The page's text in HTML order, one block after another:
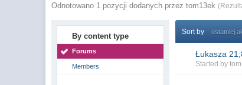
Odnotowano 1 pozycji dodanych przez tom13ek
By content type
Forums
Members
Sort by ostatniej
Łukasza
Started by